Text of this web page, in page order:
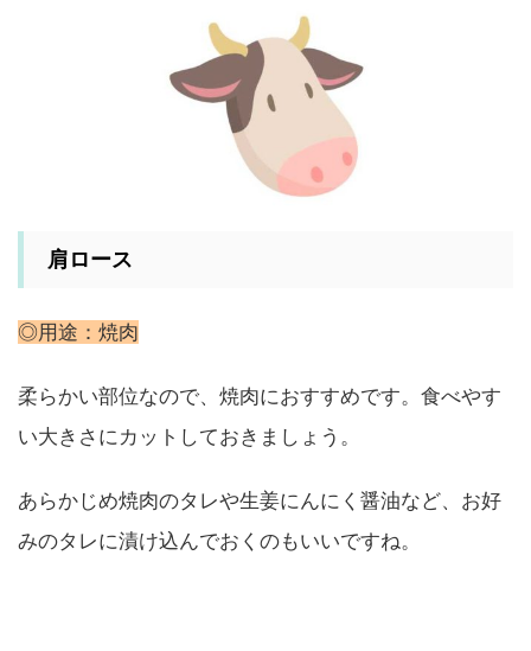
肩ロース
◎用途：焼肉
柔らかい部位なので、焼肉におすすめです。食べやす
い大きさにカットしておきましょう。
あらかじめ焼肉のタレや生姜にんにく醤油など、お好
みのタレに漬け込んでおくのもいいですね。